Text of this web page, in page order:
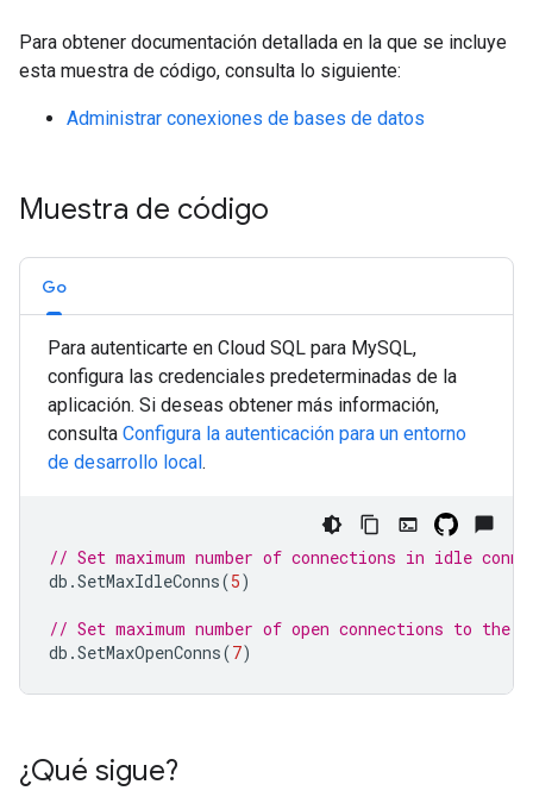
Para obtener documentación detallada en la que se incluye
esta muestra de código, consulta lo siguiente:
Administrar conexiones de bases de datos
Muestra de código
Go
Para autenticarte en Cloud SQL para MySQL,
configura las credenciales predeterminadas de la
aplicación. Si deseas obtener más información,
consulta Configura la autenticación para un entorno
de desarrollo local.
// Set maximum number of connections in idle
db .SetMaxIdleConns(5)
// Set maximum number of open connections to the
db .SetMaxOpenConns(7)
¿Qué sigue?